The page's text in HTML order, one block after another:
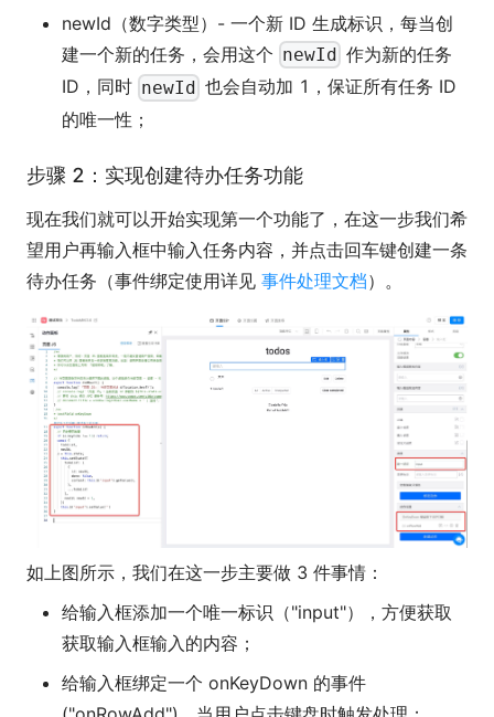
newId（数字类型）- 一个新 ID 生成标识，每当创
建一个新的任务，会用这个 newId 作为新的任务
ID，同时 newId 也会自动加 1，保证所有任务 ID
的唯一性；
步骤 2：实现创建待办任务功能
现在我们就可以开始实现第一个功能了，在这一步我们希
望用户再输入框中输入任务内容，并点击回车键创建一条
待办任务（事件绑定使用详见 事件处理文档）。
如上图所示，我们在这一步主要做 3 件事情：
给输入框添加一个唯一标识（"input"），方便获取
获取输入框输入的内容；
给输入框绑定一个 onKeyDown 的事件